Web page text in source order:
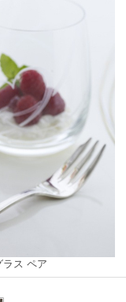
ス ペア